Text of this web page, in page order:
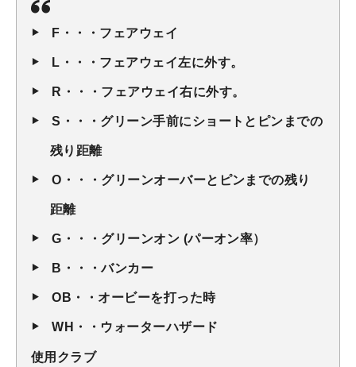
F・・・フェアウェイ
L・・・フェアウェイ左に外す。
R・・・フェアウェイ右に外す。
S・・・グリーン手前にショートとピンまでの
残り距離
O・・・グリーンオーバーとピンまでの残り
距離
G・・・グリーンオン (パーオン率）
B・・・バンカー
OB・・オービーを打った時
WH・・ウォーターハザード
使用クラブ